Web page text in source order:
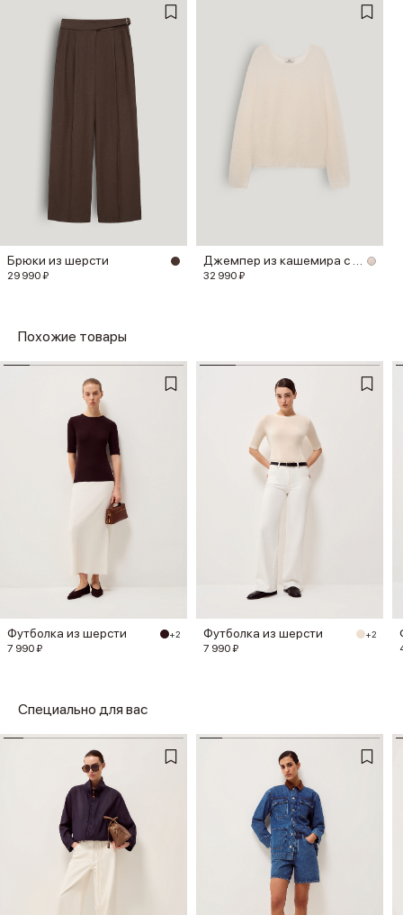
Брюки из шерсти
29 990 ₽
Джемпер из кашемира с шелком
32 990 ₽
Похожие товары
Футболка из шерсти +2
7 990 ₽
Футболка из шерсти +2
7 990 ₽
Специально для вас